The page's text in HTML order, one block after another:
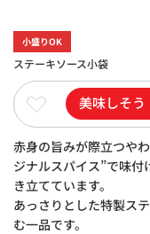
小盛りOK
ステーキソース小袋
美味しそう
赤身の旨みが際立つや
ジナルスパイス”で味付
き立てています。
あっさりとした特製ス
む一品です。